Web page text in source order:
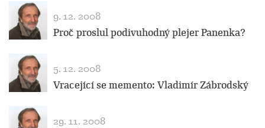
9. 12. 2008
Proč proslul podivuhodný plejer Panenka?
5. 12. 2008
Vracející se memento: Vladimír Zábrodský
29. 11. 2008